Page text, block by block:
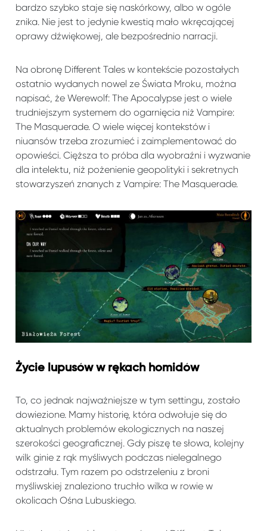
bardzo szybko staje się naskórkowy, albo w ogóle
znika. Nie jest to jedynie kwestią mało wkręcającej
oprawy dźwiękowej, ale bezpośrednio narracji.
Na obronę Different Tales w kontekście pozostałych
ostatnio wydanych nowel ze Świata Mroku, można
napisać, że Werewolf: The Apocalypse jest o wiele
trudniejszym systemem do ogarnięcia niż Vampire:
The Masquerade. O wiele więcej kontekstów i
niuansów trzeba zrozumieć i zaimplementować do
opowieści. Cięższa to próba dla wyobraźni i wyzwanie
dla intelektu, niż pożenienie geopolityki i sekretnych
stowarzyszeń znanych z Vampire: The Masquerade.
Życie lupusów w rękach homidów
To, co jednak najważniejsze w tym settingu, zostało
dowiezione. Mamy historię, która odwołuje się do
aktualnych problemów ekologicznych na naszej
szerokości geograficznej. Gdy piszę te słowa, kolejny
wilk ginie z rąk myśliwych podczas nielegalnego
odstrzału. Tym razem po odstrzeleniu z broni
myśliwskiej znaleziono truchło wilka w rowie w
okolicach Ośna Lubuskiego.